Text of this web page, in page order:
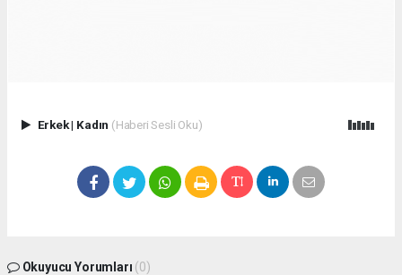
Erkek| Kadın (Haberi Sesli Oku)
Okuyucu Yorumları (0)